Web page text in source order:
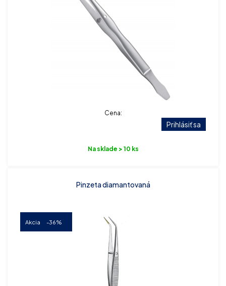
Cena:
Prihlásiť sa
Na sklade > 10 ks
Pinzeta diamantovaná
Akcia -36%